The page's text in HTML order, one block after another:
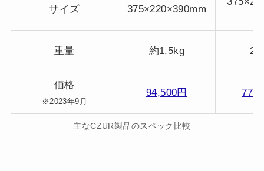
サイズ 375×220×390mm
重量 約1.5kg
価格
※2023年9月
94,500円
主なCZUR製品のスペック比較